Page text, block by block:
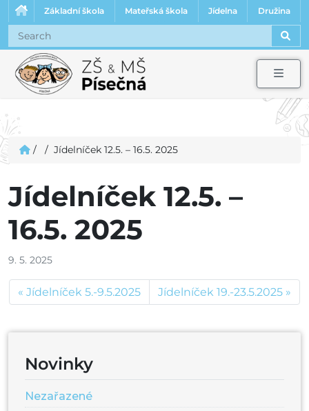
Základní škola Mateřská škola Jídelna Družina
/ / Jídelníček 12.5. – 16.5. 2025
Jídelníček 12.5. –
16.5. 2025
9. 5. 2025
Jídelníček 5.-9.5.2025 Jídelníček 19.-23.5.2025
Novinky
Nezařazené